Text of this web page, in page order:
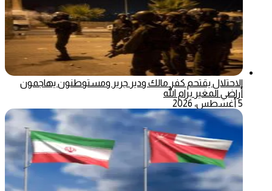
الاحتلال يقتحم كفر مالك ودير جرير ومستوطنون يهاجمون
أراضي المغير برام الله
5 أغسطس، 2026